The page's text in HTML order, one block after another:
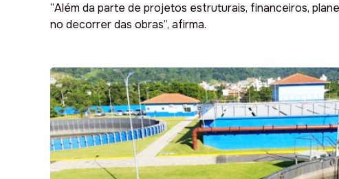
“Além da parte de projetos estruturais, financeiros,
no decorrer das obras”, afirma.